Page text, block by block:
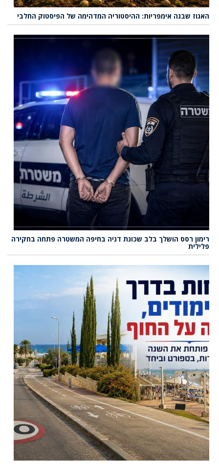
האגוז שבנה אימפריות: ההיסטוריה המדהימה של הפיסטוק החלבי
רימון רסס הושלך בלב שכונת דניה בחיפה המשטרה פתחה בחקירה
פלילית